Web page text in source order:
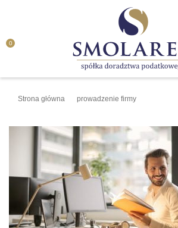
0
Strona główna prowadzenie firmy